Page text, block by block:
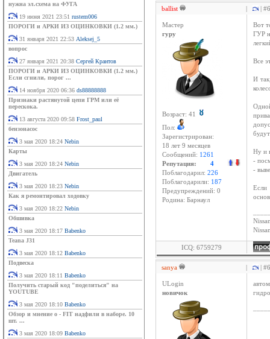
нужна эл.схема на ФУГА
19 июня 2021 23:51 rustem006
ПОРОГИ и АРКИ ИЗ ОЦИНКОВКИ (1.2 мм.)
31 января 2021 22:53 Aleksej_5
вопрос
27 января 2021 20:38 Сергей Крантов
ПОРОГИ и АРКИ ИЗ ОЦИНКОВКИ (1.2 мм.)
Если сгнили, порог ...
14 ноября 2020 06:36 ds88888888
Признаки растянутой цепи ГРМ или её
перескока.
13 августа 2020 09:58 Frost_paul
бензонасос
3 мая 2020 18:24 Nebin
Карты
3 мая 2020 18:24 Nebin
Двигатель
3 мая 2020 18:23 Nebin
Как я ремонтировал ходовку
3 мая 2020 18:22 Nebin
Обшивка
3 мая 2020 18:17 Babenko
Teana J31
3 мая 2020 18:12 Babenko
Подвеска
3 мая 2020 18:11 Babenko
Получить старый код "поделиться" на
YOUTUBE
3 мая 2020 18:10 Babenko
Обзор и мнение о - FIT надфили в наборе. 10
шт. ...
3 мая 2020 18:09 Babenko
ballist | |
Мастер
гуру
Возраст: 41
Пол:
Зарегистрирован:
18 лет 9 месяцев
Сообщений: 1261
Репутация: 4
Поблагодарил: 226
Поблагодарили: 187
Предупреждений: 0
Родина: Барнаул
Вот
ГУР
Все
И
Ну и
-
-
Если
ICQ: 6759279
sanya | |
ULogin
новичок